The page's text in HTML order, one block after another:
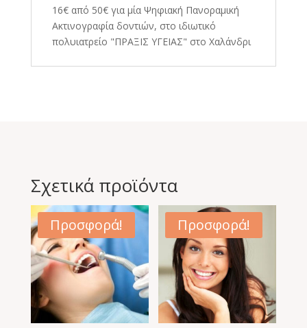
16€ από 50€ για μία Ψηφιακή Πανοραμική
Ακτινογραφία δοντιών, στο ιδιωτικό
πολυιατρείο "ΠΡΑΞΙΣ ΥΓΕΙΑΣ" στο Χαλάνδρι
Σχετικά προϊόντα
Προσφορά! Προσφορά!